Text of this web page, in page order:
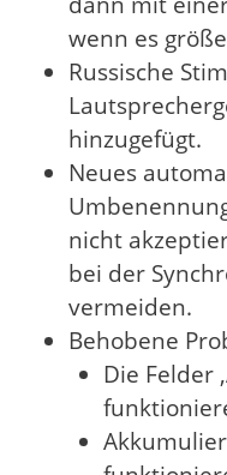
wenn es
Russische
hinzugefügt.
Neues
nicht
bei der
vermeiden.
Behobene
Die Felder